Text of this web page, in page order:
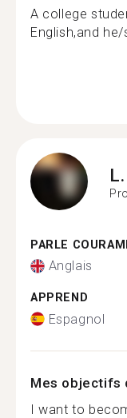
A college
English,and he/
L.
PARLE
Anglais
APPREND
Espagnol
Mes objectifs
I want to